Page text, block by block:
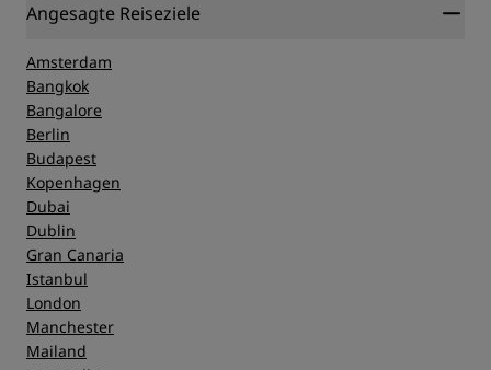
Angesagte Reiseziele
Amsterdam
Bangkok
Bangalore
Berlin
Budapest
Kopenhagen
Dubai
Dublin
Gran Canaria
Istanbul
London
Manchester
Mailand